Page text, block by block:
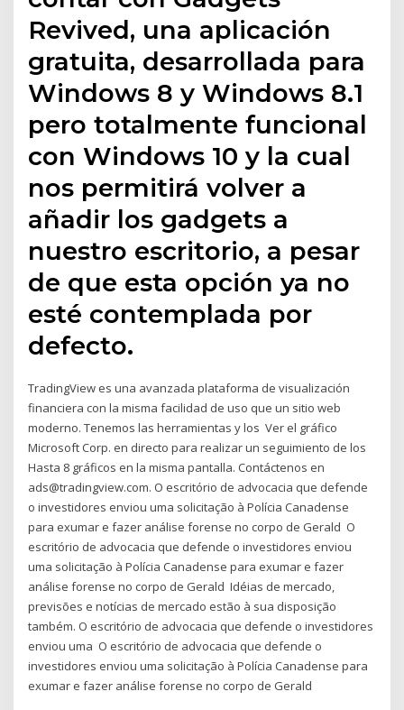
Revived, una aplicación
gratuita, desarrollada para
Windows 8 y Windows 8.1
pero totalmente funcional
con Windows 10 y la cual
nos permitirá volver a
añadir los gadgets a
nuestro escritorio, a pesar
de que esta opción ya no
esté contemplada por
defecto.
TradingView es una avanzada plataforma de visualización
financiera con la misma facilidad de uso que un sitio web
moderno. Tenemos las herramientas y los Ver el gráfico
Microsoft Corp. en directo para realizar un seguimiento de los
Hasta 8 gráficos en la misma pantalla. Contáctenos en
ads@tradingview.com. O escritório de advocacia que defende
o investidores enviou uma solicitação à Polícia Canadense
para exumar e fazer análise forense no corpo de Gerald O
escritório de advocacia que defende o investidores enviou
uma solicitação à Polícia Canadense para exumar e fazer
análise forense no corpo de Gerald Idéias de mercado,
previsões e notícias de mercado estão à sua disposição
também. O escritório de advocacia que defende o investidores
enviou uma O escritório de advocacia que defende o
investidores enviou uma solicitação à Polícia Canadense para
exumar e fazer análise forense no corpo de Gerald